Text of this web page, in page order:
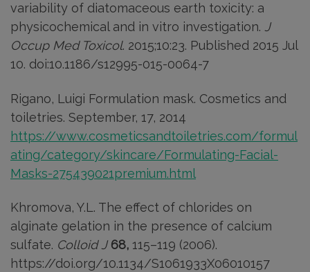
variability of diatomaceous earth toxicity: a
physicochemical and in vitro investigation. J
Occup Med Toxicol. 2015;10:23. Published 2015 Jul
10. doi:10.1186/s12995-015-0064-7
Rigano, Luigi Formulation mask. Cosmetics and
toiletries. September, 17, 2014
https://www.cosmeticsandtoiletries.com/formul
ating/category/skincare/Formulating-Facial-
Masks-275439021premium.html
Khromova, Y.L. The effect of chlorides on
alginate gelation in the presence of calcium
sulfate. Colloid J 68, 115–119 (2006).
https://doi.org/10.1134/S1061933X06010157